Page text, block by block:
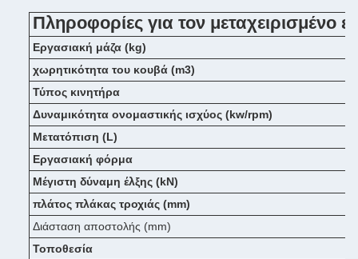
Πληροφορίες για τον μεταχειρισμένο
Εργασιακή μάζα (kg)
χωρητικότητα του κουβά (m3)
Τύπος κινητήρα
Δυναμικότητα ονομαστικής ισχύος (kw/rpm)
Μετατόπιση (L)
Εργασιακή φόρμα
Μέγιστη δύναμη έλξης (kN)
πλάτος πλάκας τροχιάς (mm)
Διάσταση αποστολής (mm)
Τοποθεσία